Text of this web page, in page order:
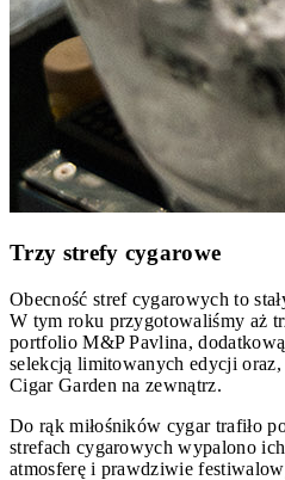
Trzy strefy cygarowe
Obecność stref cygarowych to
W tym roku przygotowaliśmy aż
portfolio M&P Pavlina,
selekcją limitowanych edycji
Cigar Garden na zewnątrz.
Do rąk miłośników cygar trafiło
strefach cygarowych wypalono
atmosferę i prawdziwie